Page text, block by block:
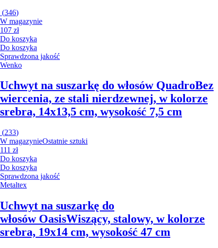
(346)
W magazynie
107 zł
Do koszyka
Do koszyka
Sprawdzona jakość
Wenko
Uchwyt na suszarkę do włosów QuadroBez
wiercenia, ze stali nierdzewnej, w kolorze
srebra, 14x13,5 cm, wysokość 7,5 cm
(233)
W magazynieOstatnie sztuki
111 zł
Do koszyka
Do koszyka
Sprawdzona jakość
Metaltex
Uchwyt na suszarkę do
włosów OasisWiszący, stalowy, w kolorze
srebra, 19x14 cm, wysokość 47 cm